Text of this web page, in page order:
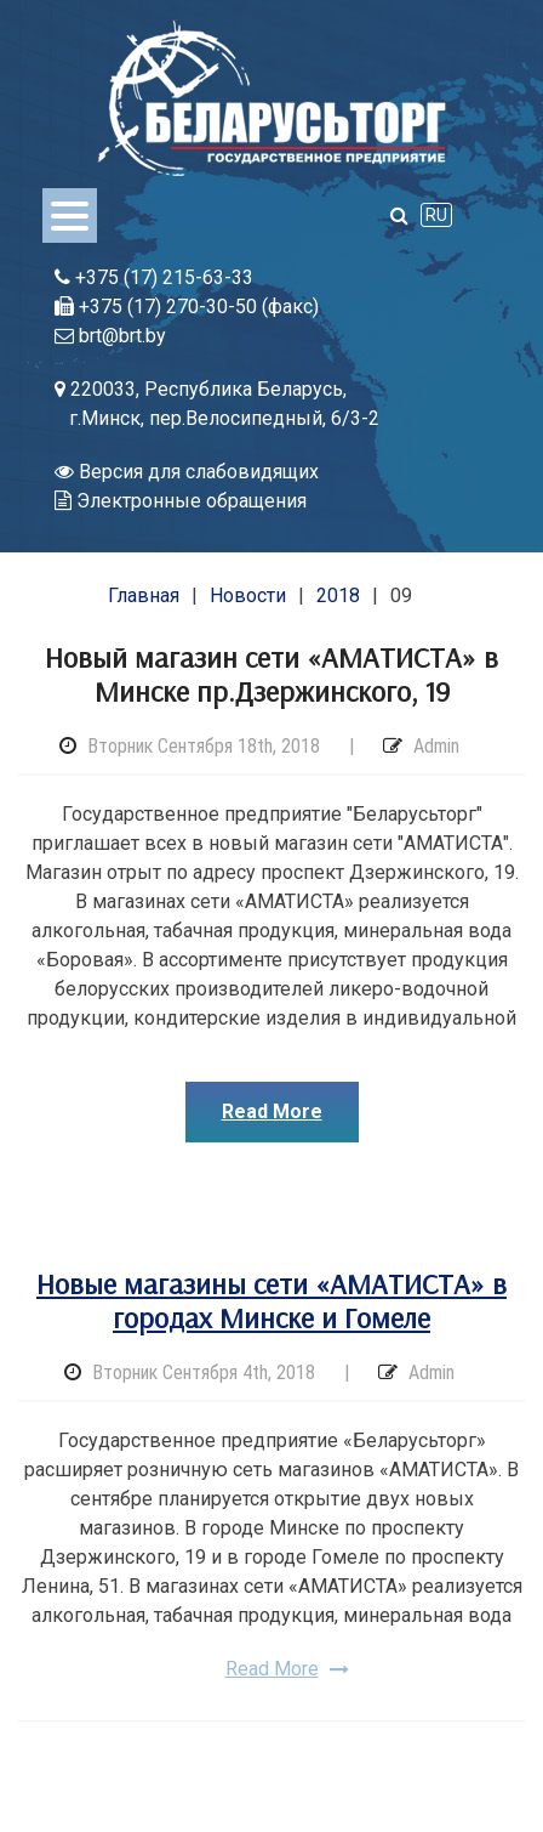
RU
+375 (17) 215-63-33
+375 (17) 270-30-50 (факс)
brt@brt.by
220033, Республика Беларусь,
г.Минск, пер.Велосипедный, 6/3-2
Версия для слабовидящих
Электронные обращения
Главная Новости 2018 09
Новый магазин сети «АМАТИСТА» в
Минске пр.Дзержинского, 19
Вторник Сентября 18th, 2018 | Admin
Государственное предприятие "Беларусьторг"
приглашает всех в новый магазин сети "АМАТИСТА".
Магазин отрыт по адресу проспект Дзержинского, 19.
В магазинах сети «АМАТИСТА» реализуется
алкогольная, табачная продукция, минеральная вода
«Боровая». В ассортименте присутствует продукция
белорусских производителей ликеро-водочной
продукции, кондитерские изделия в индивидуальной
Read More
Новые магазины сети «АМАТИСТА» в
городах Минске и Гомеле
Вторник Сентября 4th, 2018 | Admin
Государственное предприятие «Беларусьторг»
расширяет розничную сеть магазинов «АМАТИСТА». В
сентябре планируется открытие двух новых
магазинов. В городе Минске по проспекту
Дзержинского, 19 и в городе Гомеле по проспекту
Ленина, 51. В магазинах сети «АМАТИСТА» реализуется
алкогольная, табачная продукция, минеральная вода
Read More